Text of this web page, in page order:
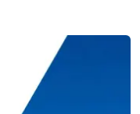
vos places pour le
de Chantal Ladesou